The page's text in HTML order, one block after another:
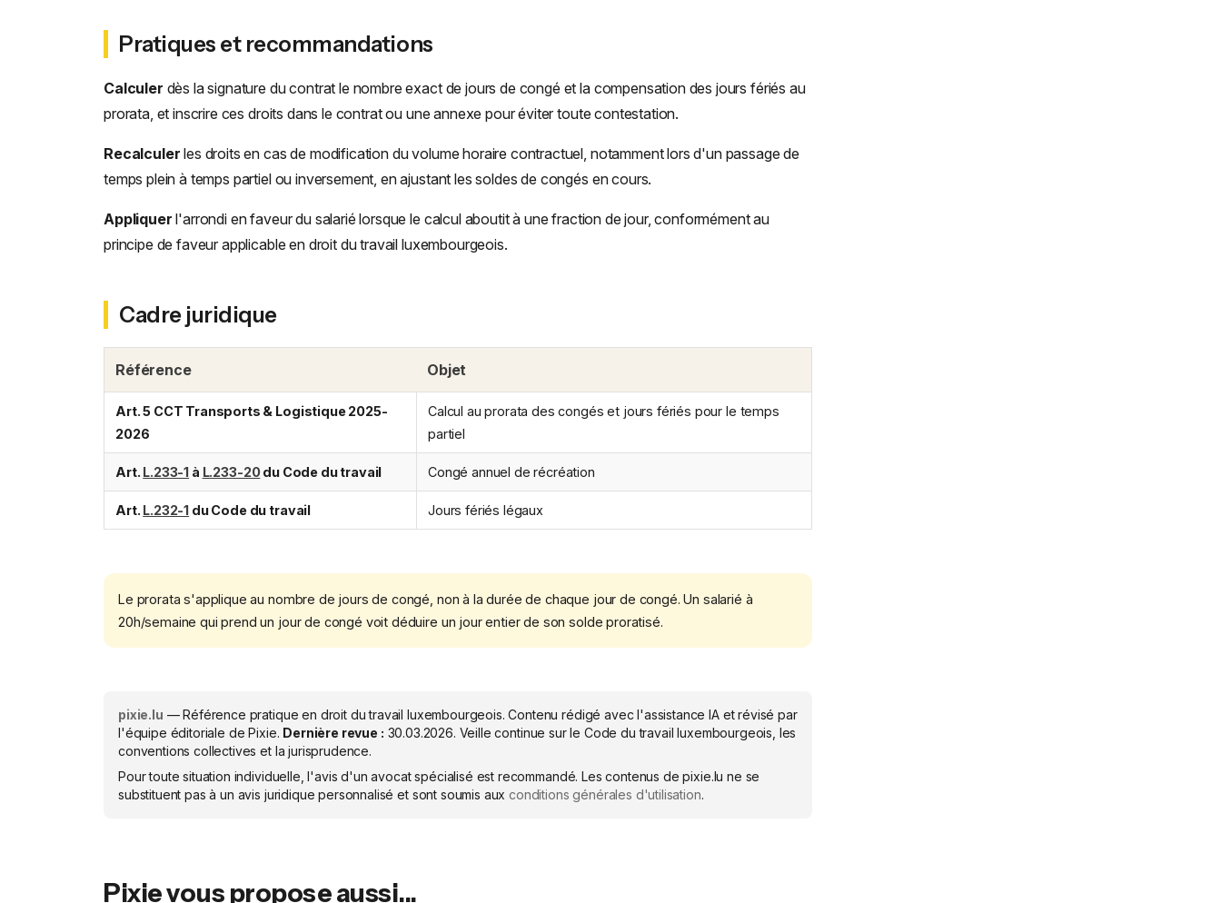
Pratiques et recommandations
Calculer dès la signature du contrat le nombre exact de jours de congé et la compensation des jours fériés au
prorata, et inscrire ces droits dans le contrat ou une annexe pour éviter toute contestation.
Recalculer les droits en cas de modification du volume horaire contractuel, notamment lors d'un passage de
temps plein à temps partiel ou inversement, en ajustant les soldes de congés en cours.
Appliquer l'arrondi en faveur du salarié lorsque le calcul aboutit à une fraction de jour, conformément au
principe de faveur applicable en droit du travail luxembourgeois.
Cadre juridique
Référence Objet
Art. 5 CCT Transports & Logistique 2025-
2026
Calcul au prorata des congés et jours fériés pour le temps
partiel
Art. L.233-1 à L.233-20du Code du travail Congé annuel de récréation
Art. L.232-1 du Code du travail Jours fériés légaux
Le prorata s'applique au nombre de jours de congé, non à la durée de chaque jour de congé. Un salarié à
20h/semaine qui prend un jour de congé voit déduire un jour entier de son solde proratisé.
pixie.lu — Référence pratique en droit du travail luxembourgeois. Contenu rédigé avec l'assistance IA et révisé par
l'équipe éditoriale de Pixie. Dernière revue : 30.03.2026. Veille continue sur le Code du travail luxembourgeois, les
conventions collectives et la jurisprudence.
Pour toute situation individuelle, l'avis d'un avocat spécialisé est recommandé. Les contenus de pixie.lu ne se
substituent pas à un avis juridique personnalisé et sont soumis auxconditions générales d'utilisation.
Pixie vous propose aussi...